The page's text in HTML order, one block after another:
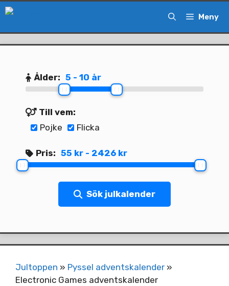
Hoppa
innehåll
Meny
Ålder: 5 - 10 år
Till vem:
Pojke
Flicka
Pris: 55 kr - 2426 kr
Sök julkalender
Jultoppen » Pyssel adventskalender »
Electronic Games adventskalender